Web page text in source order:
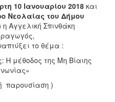
10 Ιανουαρίου 2018 και
Νεολαίας του Δήμου
η Αγγελική Σπινθάκη
το θέμα :
Η μέθοδος της Μη Βίαιης
παρουσίαση )